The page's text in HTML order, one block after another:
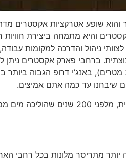
והוא שופע אטרקציות אקסטרים
והיא מתמחה ביצירת חוויות
ניהול והדרכה למקומות עבודה,
ברחבי פארק אקסטרים ניתן
המשכנו צפונה ואחרי שעברנו את שרידי אמת המים
מתריסר מלונות בכל רחבי